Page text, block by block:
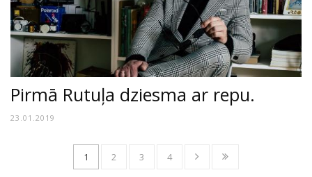
Pirmā Rutuļa dziesma ar repu.
23.01.2019
1 2 3 4